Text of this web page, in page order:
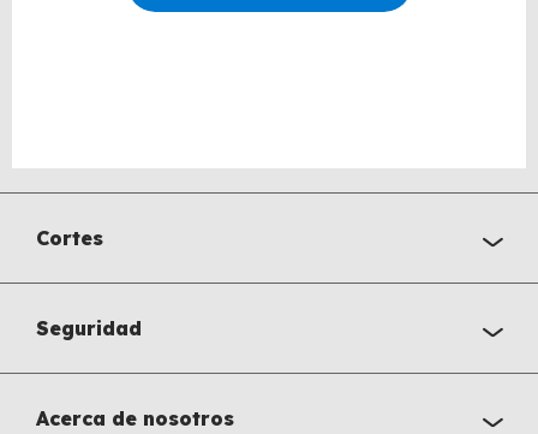
Cortes
Seguridad
Acerca de nosotros